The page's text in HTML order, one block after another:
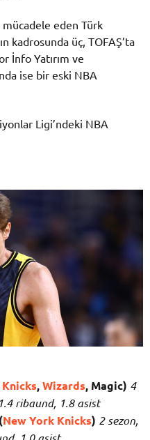
eden Türk
kadrosunda üç, TOFAŞ’ta
İnfo Yatırım ve
ise bir eski NBA
Ligi’ndeki NBA
Knicks,Wizards, Magic) 4
ribaund, 1.8 asist
New York Knicks) 2 sezon,